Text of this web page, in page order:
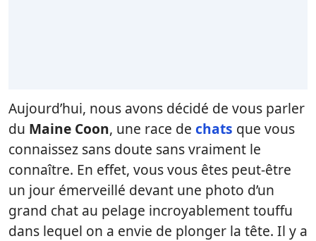
Aujourd’hui, nous avons décidé de vous parler
du Maine Coon, une race de chats que vous
connaissez sans doute sans vraiment le
connaître. En effet, vous vous êtes peut-être
un jour émerveillé devant une photo d’un
grand chat au pelage incroyablement touffu
dans lequel on a envie de plonger la tête. Il y a